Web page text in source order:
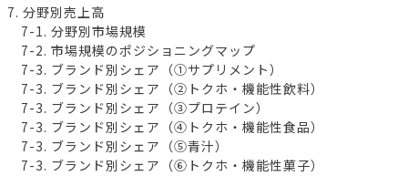
7. 分野別売上高
7-1. 分野別市場規模
7-2. 市場規模のポジショニングマップ
7-3. ブランド別シェア（①サプリメント）
7-3. ブランド別シェア（②トクホ・機能性飲料）
7-3. ブランド別シェア（③プロテイン）
7-3. ブランド別シェア（④トクホ・機能性食品）
7-3. ブランド別シェア（⑤青汁）
7-3. ブランド別シェア（⑥トクホ・機能性菓子）